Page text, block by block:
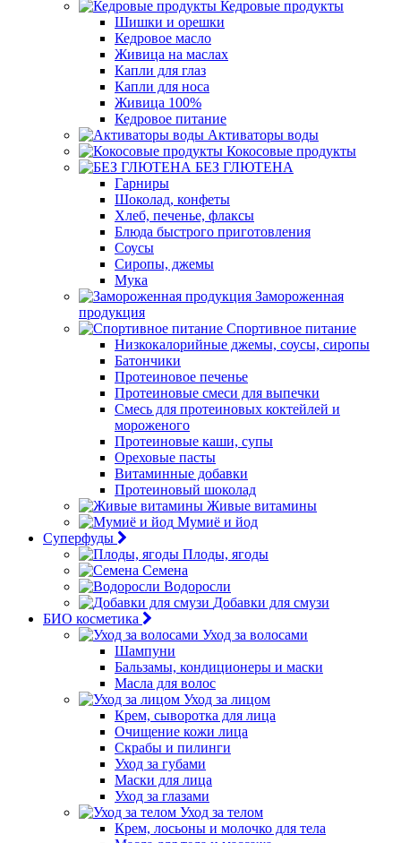
Кедровые продукты
Шишки и орешки
Кедровое масло
Живица на маслах
Капли для глаз
Капли для носа
Живица 100%
Кедровое питание
Активаторы воды
Кокосовые продукты
БЕЗ ГЛЮТЕНА
Гарниры
Шоколад, конфеты
Хлеб, печенье, флаксы
Блюда быстрого приготовления
Соусы
Сиропы, джемы
Мука
Замороженная
продукция
Спортивное питание
Низкокалорийные джемы, соусы, сиропы
Батончики
Протеиновое печенье
Протеиновые смеси для выпечки
Смесь для протеиновых коктейлей и
мороженого
Протеиновые каши, супы
Ореховые пасты
Витаминные добавки
Протеиновый шоколад
Живые витамины
Мумиё и йод
Суперфуды
Плоды, ягоды
Семена
Водоросли
Добавки для смузи
БИО косметика
Уход за волосами
Шампуни
Бальзамы, кондиционеры и маски
Масла для волос
Уход за лицом
Крем, сыворотка для лица
Очищение кожи лица
Скрабы и пилинги
Уход за губами
Маски для лица
Уход за глазами
Уход за телом
Крем, лосьоны и молочко для тела